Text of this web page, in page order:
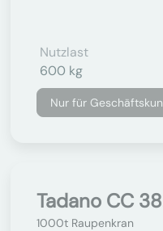
Nutzlast
600 kg
Nur für
Tadano CC
1000t Raupenkran